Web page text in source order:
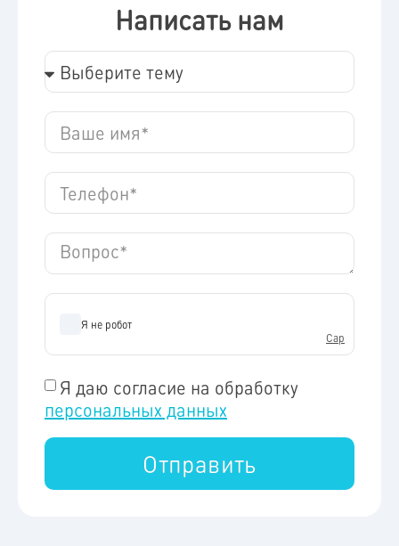
Написать нам
Я даю согласие на обработку
персональных данных
Отправить